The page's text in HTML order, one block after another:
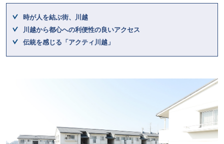
時が人を結ぶ街、川越
川越から都心への利便性の良いアクセス
伝統を感じる「アクティ川越」